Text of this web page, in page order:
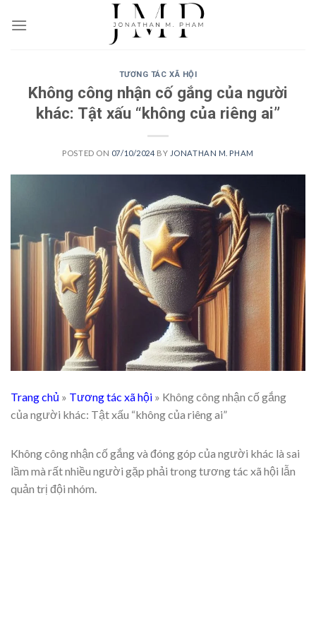
TƯƠNG TÁC XÃ HỘI
Không công nhận cố gắng của người
khác: Tật xấu “không của riêng ai”
POSTED ON 07/10/2024 BY JONATHAN M. PHAM
Trang chủ » Tương tác xã hội » Không công nhận cố gắng
của người khác: Tật xấu “không của riêng ai”
Không công nhận cố gắng và đóng góp của người khác là sai
lầm mà rất nhiều người gặp phải trong tương tác xã hội lẫn
quản trị đội nhóm.